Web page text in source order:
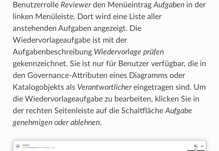
Benutzerrolle Reviewerden Menüeintrag Aufgabenin der
linken Menüleiste. Dort wird eine Liste aller
anstehenden Aufgaben angezeigt. Die
Wiedervorlageaufgabe ist mit der
Aufgabenbeschreibung Wiedervorlage prüfen
gekennzeichnet. Sie ist nur für Benutzer verfügbar, die in
den Governance-Attributen eines Diagramms oder
Katalogobjekts als Verantwortlichereingetragen sind. Um
die Wiedervorlageaufgabe zu bearbeiten, klicken Sie in
der rechten Seitenleiste auf die Schaltfläche Aufgabe
genehmigen oder ablehnen.